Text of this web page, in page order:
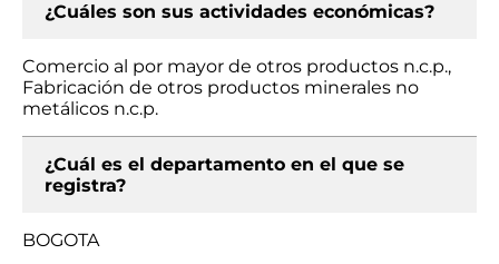
¿Cuáles son sus actividades económicas?
Comercio al por mayor de otros productos n.c.p.,
Fabricación de otros productos minerales no
metálicos n.c.p.
¿Cuál es el departamento en el que se
registra?
BOGOTA